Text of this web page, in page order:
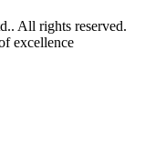
. All rights reserved.
excellence